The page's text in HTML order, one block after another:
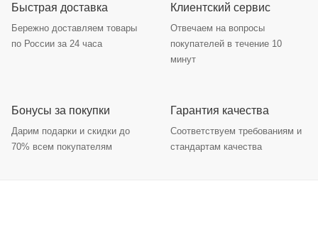
Быстрая доставка
Бережно доставляем товары
по России за 24 часа
Клиентский сервис
Отвечаем на вопросы
покупателей в течение 10
минут
Бонусы за покупки
Дарим подарки и скидки до
70% всем покупателям
Гарантия качества
Соответствуем требованиям и
стандартам качества